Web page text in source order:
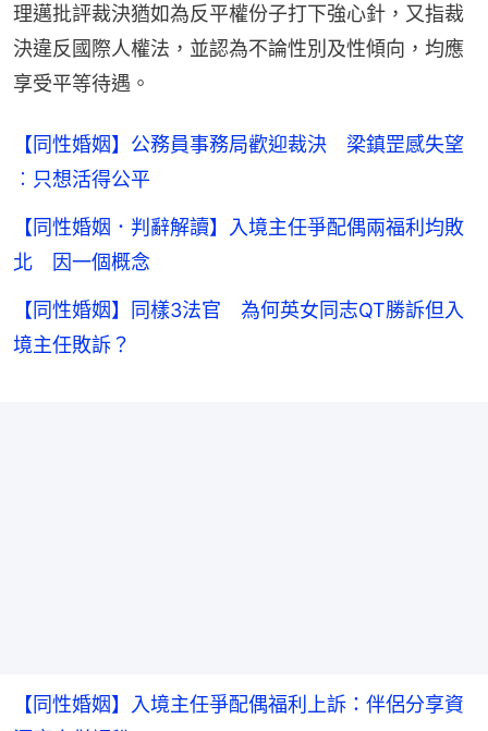
理邁批評裁決猶如為反平權份子打下強心針，又指裁
決違反國際人權法，並認為不論性別及性傾向，均應
享受平等待遇。
【同性婚姻】公務員事務局歡迎裁決 梁鎮罡感失望
︰只想活得公平
【同性婚姻．判辭解讀】入境主任爭配偶兩福利均敗
北 因一個概念
【同性婚姻】同樣3法官 為何英女同志QT勝訴但入
境主任敗訴？
【同性婚姻】入境主任爭配偶福利上訴：伴侶分享資